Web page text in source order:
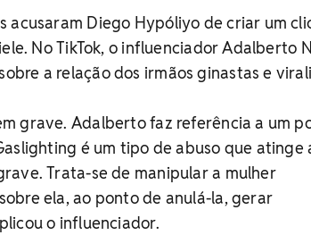
acusaram Diego Hypóliyo de criar um
No TikTok, o influenciador Adalberto
a relação dos irmãos ginastas e
grave. Adalberto faz referência a um
é um tipo de abuso que atinge
Trata-se de manipular a mulher
ela, ao ponto de anulá-la, gerar
o influenciador.